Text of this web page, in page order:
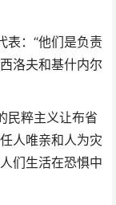
表：“他们是负责
洛夫和基什内尔
民粹主义让布省
人唯亲和人为灾
们生活在恐惧中